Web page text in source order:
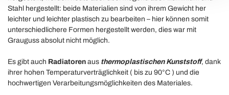
modificare o ritirare il tuo consenso in qualsiasi momento
dalla Dichiarazione sui cookie.
Utilizziamo i cookie per personalizzare contenuti ed
annunci, per fornire funzionalità dei social media e per
analizzare il nostro traffico. Condividiamo inoltre
informazioni sul modo in cui utilizza il nostro sito con i
Stahl hergestellt: beide Materialien sind von ihrem Gewicht her
leichter und leichter plastisch zu bearbeiten – hier können somit
unterschiedlichere Formen hergestellt werden, dies war mit
Grauguss absolut nicht möglich.
Es gibt auch Radiatoren aus thermoplastischen Kunststoff, dank
ihrer hohen Temperaturverträglichkeit ( bis zu 90°C ) und die
hochwertigen Verarbeitungsmöglichkeiten des Materiales.